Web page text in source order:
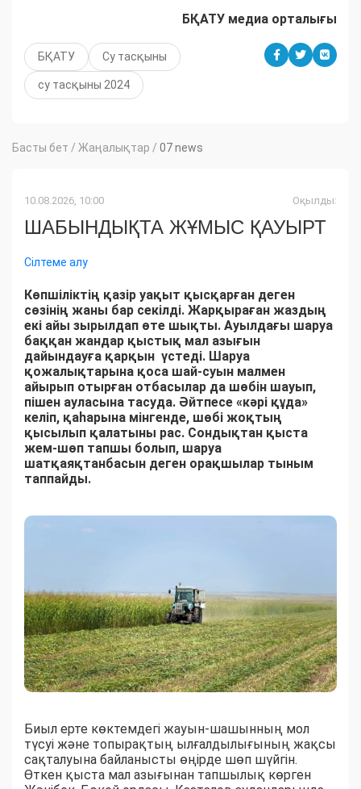
БҚАТУ медиа орталығы
БҚАТУ Су тасқыны
су тасқыны 2024
Басты бет / Жаңалықтар / 07 news
10.08.2026, 10:00 Оқылды:
ШАБЫНДЫҚТА ЖҰМЫС ҚАУЫРТ
Сілтеме алу
Көпшіліктің қазір уақыт қысқарған деген
сөзінің жаны бар секілді. Жарқыраған жаздың
екі айы зырылдап өте шықты. Ауылдағы шаруа
баққан жандар қыстық мал азығын
дайындауға қарқын үстеді. Шаруа
қожалықтарына қоса шай-суын малмен
айырып отырған отбасылар да шөбін шауып,
пішен ауласына тасуда. Әйтпесе «кәрі құда»
келіп, қаһарына мінгенде, шөбі жоқтың
қысылып қалатыны рас. Сондықтан қыста
жем-шөп тапшы болып, шаруа
шатқаяқтанбасын деген орақшылар тыным
таппайды.
Биыл ерте көктемдегі жауын-шашынның мол
түсуі және топырақтың ылғалдылығының жақсы
сақталуына байланысты өңірде шөп шүйгін.
Өткен қыста мал азығынан тапшылық көрген